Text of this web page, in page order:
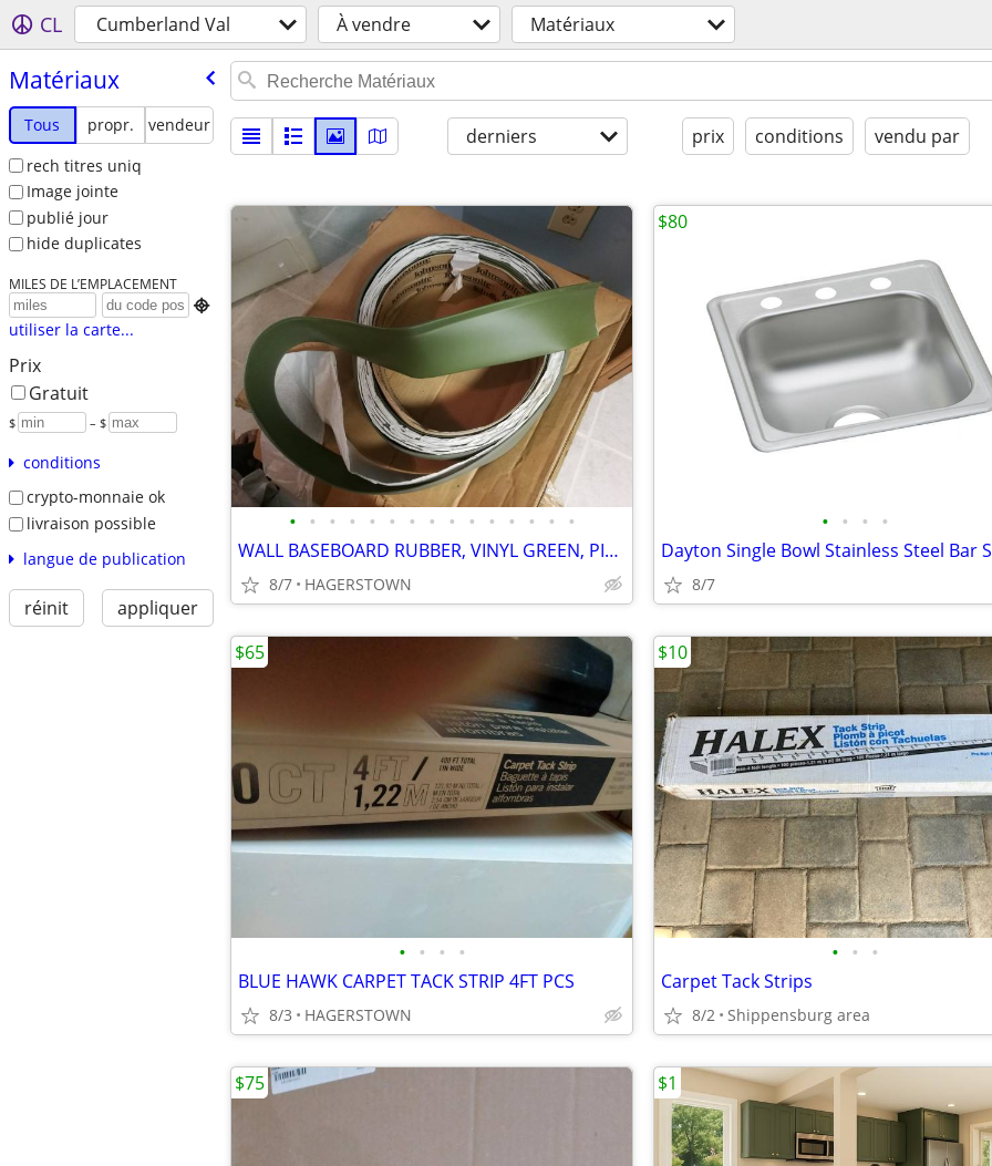
CL Cumberland Val À vendre Matériaux
Matériaux
Tous propr.
vendeur
rech titres uniq
Image jointe
publié jour
hide duplicates
MILES DE L’EMPLACEMENT

utiliser la carte...
Prix
Gratuit
$ – $
conditions
crypto-monnaie ok
livraison possible
langue de publication
réinit appliquer
derniers prix conditions vendu par
• • • • • • • • • • • • • • •
WALL BASEBOARD RUBBER, VINYL GREEN, PINK
8/7 HAGERSTOWN
• • • •
8/7
$80
• • • •
BLUE HAWK CARPET TACK STRIP 4FT PCS
8/3 HAGERSTOWN
$65
• • •
Carpet Tack Strips
8/2 Shippensburg area
$10
$75 $1